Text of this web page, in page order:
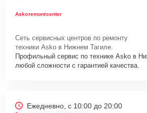
Askoremontcenter
Сеть сервисных центров по ремонту
техники Asko в Нижнем Тагиле.
Профильный сервис по технике Asko в
любой сложности с гарантией качества.
Ежедневно, с 10:00 до 20:00